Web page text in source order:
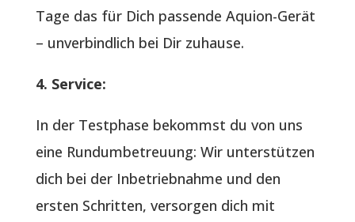
Tage das für Dich passende Aquion-Gerät
– unverbindlich bei Dir zuhause.
4. Service:
In der Testphase bekommst du von uns
eine Rundumbetreuung: Wir unterstützen
dich bei der Inbetriebnahme und den
ersten Schritten, versorgen dich mit